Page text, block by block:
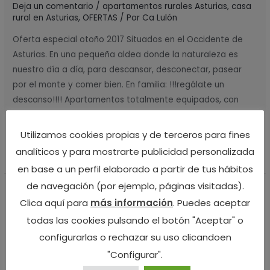
Deja un comentario / apartamentos rurales Asturias, casa
rural en Asturias, OFERTAS / Por Ca Lulón
Oferta especial otoño 2017 Situados en el Occidente de
Asturias. En una pequeña aldea donde la naturaleza es
nuestro día a día, para descansar, desconectar, pasear
por el monte y comer bien. En familia: !!!regálate un
descanso!!!! Apartamentos totalmente equipados, con
superiores a 5 noches una de regalo!!!!!!!! …
casa
rural
Asturias
Leer más »
El chigre, el comercio en el
Occidente de Asturias
casa rural en Asturias
Sin categoría,Turismo rural Asturias
chigre,
comercio
Utilizamos cookies propias y de terceros para fines
analíticos y para mostrarte publicidad personalizada
en base a un perfil elaborado a partir de tus hábitos
de navegación (por ejemplo, páginas visitadas).
Clica aquí para más información. Puedes aceptar
todas las cookies pulsando el botón "Aceptar" o
configurarlas o rechazar su uso clicandoen
"Configurar".